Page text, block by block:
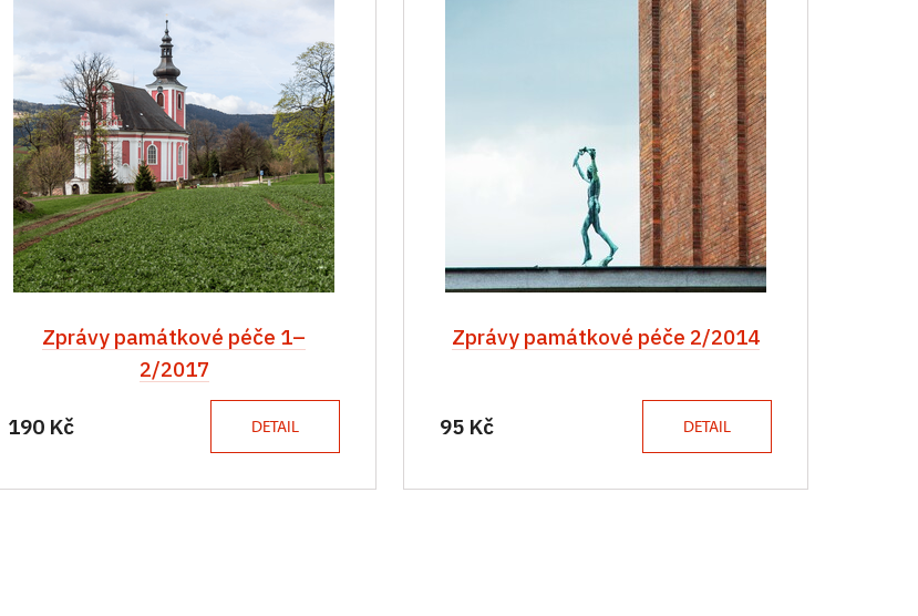
Zprávy památkové péče 1–
2/2017
190 Kč DETAIL
Zprávy památkové péče 2/2014
95 Kč DETAIL